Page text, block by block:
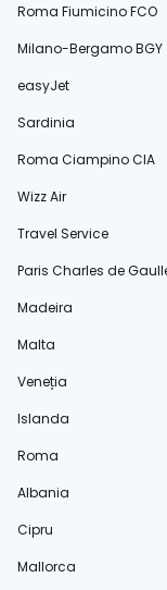
Roma Fiumicino FCO
Milano-Bergamo BGY
easyJet
Sardinia
Roma Ciampino CIA
Wizz Air
Travel Service
Paris Charles de
Madeira
Malta
Veneția
Islanda
Roma
Albania
Cipru
Mallorca